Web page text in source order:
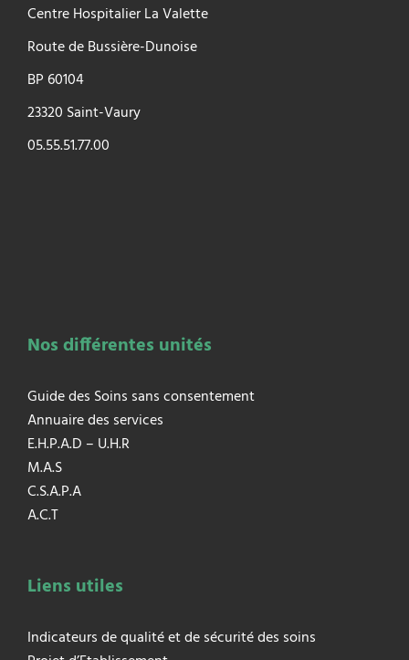
Centre Hospitalier La Valette
Route de Bussière-Dunoise
BP 60104
23320 Saint-Vaury
05.55.51.77.00
Nos différentes unités
Guide des Soins sans consentement
Annuaire des services
E.H.P.A.D – U.H.R
M.A.S
C.S.A.P.A
A.C.T
Liens utiles
Indicateurs de qualité et de sécurité des soins